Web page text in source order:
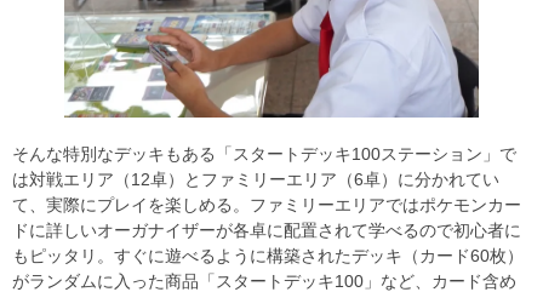
そんな特別なデッキもある「スタートデッキ100ステーション」で
は対戦エリア（12卓）とファミリーエリア（6卓）に分かれてい
て、実際にプレイを楽しめる。ファミリーエリアではポケモンカー
ドに詳しいオーガナイザーが各卓に配置されて学べるので初心者に
もピッタリ。すぐに遊べるように構築されたデッキ（カード60枚）
がランダムに入った商品「スタートデッキ100」など、カード含め